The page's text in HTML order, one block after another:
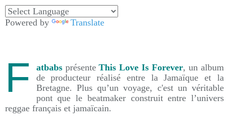
Powered by Translate
F atbabs présenteThis Love Is Forever, un album
de producteur réalisé entre la Jamaïque et la
Bretagne. Plus qu’un voyage, c'est un véritable
pont que le beatmaker construit entre l’univers
reggae français et jamaïcain.